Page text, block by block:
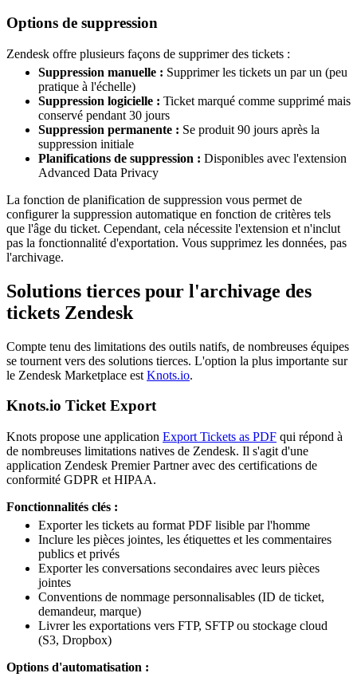
Options de suppression
Zendesk offre plusieurs façons de supprimer des tickets :
Suppression manuelle : Supprimer les tickets un par un (peu
pratique à l'échelle)
Suppression logicielle : Ticket marqué comme supprimé mais
conservé pendant 30 jours
Suppression permanente : Se produit 90 jours après la
suppression initiale
Planifications de suppression : Disponibles avec l'extension
Advanced Data Privacy
La fonction de planification de suppression vous permet de
configurer la suppression automatique en fonction de critères tels
que l'âge du ticket. Cependant, cela nécessite l'extension et n'inclut
pas la fonctionnalité d'exportation. Vous supprimez les données, pas
l'archivage.
Solutions tierces pour l'archivage des
tickets Zendesk
Compte tenu des limitations des outils natifs, de nombreuses équipes
se tournent vers des solutions tierces. L'option la plus importante sur
le Zendesk Marketplace est Knots.io.
Knots.io Ticket Export
Knots propose une application Export Tickets as PDF qui répond à
de nombreuses limitations natives de Zendesk. Il s'agit d'une
application Zendesk Premier Partner avec des certifications de
conformité GDPR et HIPAA.
Fonctionnalités clés :
Exporter les tickets au format PDF lisible par l'homme
Inclure les pièces jointes, les étiquettes et les commentaires
publics et privés
Exporter les conversations secondaires avec leurs pièces
jointes
Conventions de nommage personnalisables (ID de ticket,
demandeur, marque)
Livrer les exportations vers FTP, SFTP ou stockage cloud
(S3, Dropbox)
Options d'automatisation :